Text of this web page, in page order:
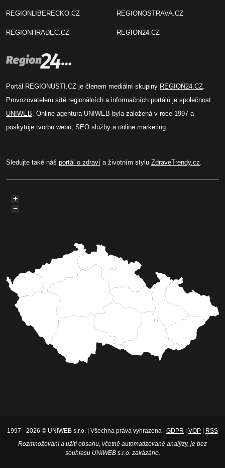
REGIONLIBERECKO.CZ
REGIONHRADEC.CZ
REGIONOSTRAVA.CZ
REGION24.CZ
Portál REGIONUSTI.CZ je členem mediální skupiny REGION24.CZ.
Provozovatelem sítě regionálních a informačních portálů je společnost
UNIWEB. Online agentura UNIWEB byla založená v roce 1997 a
poskytuje tvorbu webů, SEO služby a online marketing.
Sledujte také náš portál o zdraví a životním stylu ZdraveTrendy.cz.
+
−
1997 - 2026 © UNIWEB s.r.o. | Všechna práva vyhrazena | GDPR VOP
RSS
Rozmnožování a užití obsahu, včetně automatizované analýzy, je bez
souhlasu UNIWEB s.r.o. zakázáno.